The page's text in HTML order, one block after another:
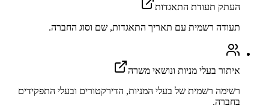
העתק תעודת התאגדות
תעודה רשמית עם תאריך התאגדות, שם וסוג החברה.
איתור בעלי מניות ונושאי משרה
רשימה רשמית של בעלי המניות, הדירקטורים ובעלי התפקידים
בחברה.